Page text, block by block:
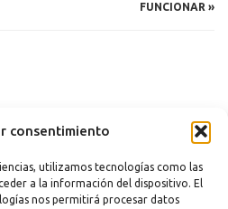
consentimiento
utilizamos tecnologías como las
a la información del dispositivo. El
nos permitirá procesar datos
FUNCIONAR »
|Política de cookies